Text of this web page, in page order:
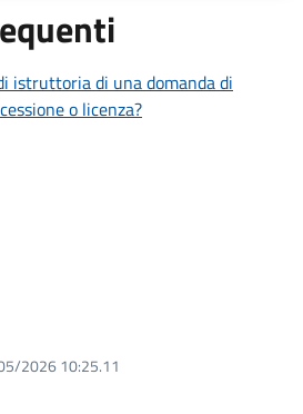
istruttoria di una domanda di
o licenza?
2026 10:25.11